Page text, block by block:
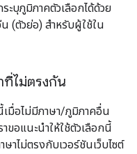
ะบุภูมิภาคตัวเลือกได้ด้วย
น (ตัวย่อ) สำหรับผู้ใช้ใน
ที่ไม่ตรงกัน
เมื่อไม่มีภาษา/ภูมิภาคอื่น
ขอแนะนําให้ใช้ตัวเลือกนี้
าไม่ตรงกับเวอร์ชันเว็บไซต์